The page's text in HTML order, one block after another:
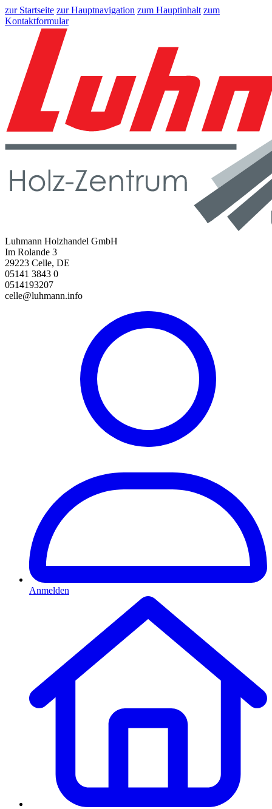
zur Startseite zur Hauptnavigation zum Hauptinhalt zum
Kontaktformular
Luhmann Holzhandel GmbH
Im Rolande 3
29223 Celle, DE
05141 3843 0
0514193207
celle@luhmann.info
Anmelden